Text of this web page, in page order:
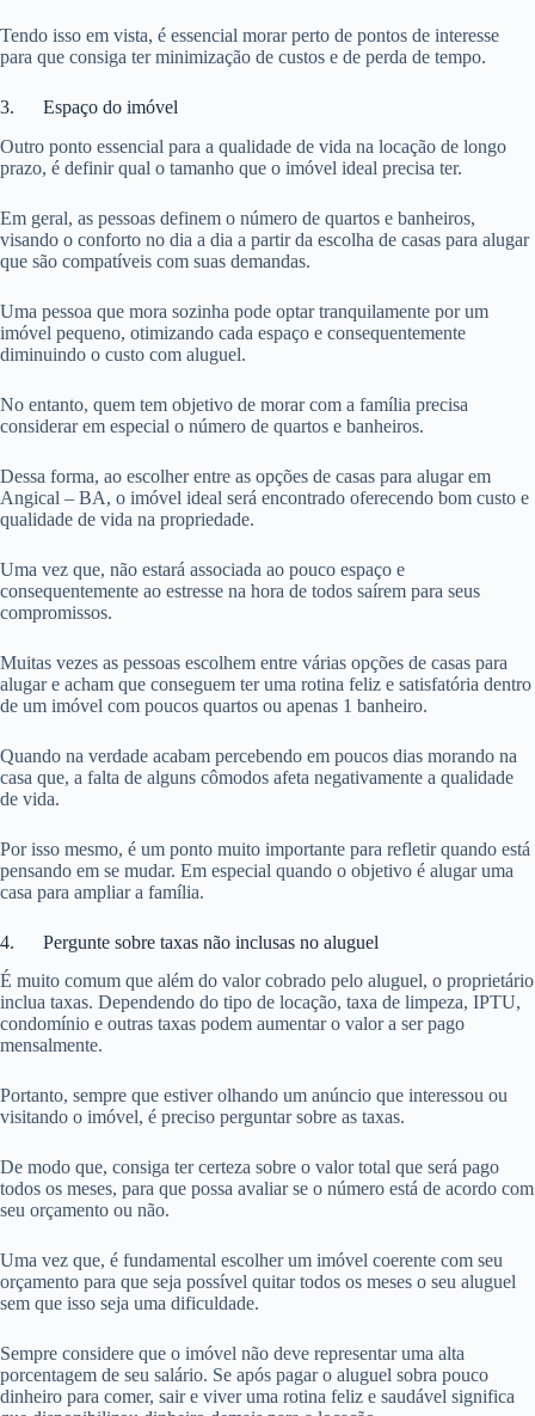
Tendo isso em vista, é essencial morar perto de pontos de interesse
para que consiga ter minimização de custos e de perda de tempo.
3. Espaço do imóvel
Outro ponto essencial para a qualidade de vida na locação de longo
prazo, é definir qual o tamanho que o imóvel ideal precisa ter.
Em geral, as pessoas definem o número de quartos e banheiros,
visando o conforto no dia a dia a partir da escolha de casas para alugar
que são compatíveis com suas demandas.
Uma pessoa que mora sozinha pode optar tranquilamente por um
imóvel pequeno, otimizando cada espaço e consequentemente
diminuindo o custo com aluguel.
No entanto, quem tem objetivo de morar com a família precisa
considerar em especial o número de quartos e banheiros.
Dessa forma, ao escolher entre as opções de casas para alugar em
Angical – BA, o imóvel ideal será encontrado oferecendo bom custo e
qualidade de vida na propriedade.
Uma vez que, não estará associada ao pouco espaço e
consequentemente ao estresse na hora de todos saírem para seus
compromissos.
Muitas vezes as pessoas escolhem entre várias opções de casas para
alugar e acham que conseguem ter uma rotina feliz e satisfatória dentro
de um imóvel com poucos quartos ou apenas 1 banheiro.
Quando na verdade acabam percebendo em poucos dias morando na
casa que, a falta de alguns cômodos afeta negativamente a qualidade
de vida.
Por isso mesmo, é um ponto muito importante para refletir quando está
pensando em se mudar. Em especial quando o objetivo é alugar uma
casa para ampliar a família.
4. Pergunte sobre taxas não inclusas no aluguel
É muito comum que além do valor cobrado pelo aluguel, o proprietário
inclua taxas. Dependendo do tipo de locação, taxa de limpeza, IPTU,
condomínio e outras taxas podem aumentar o valor a ser pago
mensalmente.
Portanto, sempre que estiver olhando um anúncio que interessou ou
visitando o imóvel, é preciso perguntar sobre as taxas.
De modo que, consiga ter certeza sobre o valor total que será pago
todos os meses, para que possa avaliar se o número está de acordo com
seu orçamento ou não.
Uma vez que, é fundamental escolher um imóvel coerente com seu
orçamento para que seja possível quitar todos os meses o seu aluguel
sem que isso seja uma dificuldade.
Sempre considere que o imóvel não deve representar uma alta
porcentagem de seu salário. Se após pagar o aluguel sobra pouco
dinheiro para comer, sair e viver uma rotina feliz e saudável significa